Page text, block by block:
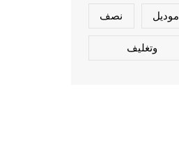
موديل نصف
وتغليف